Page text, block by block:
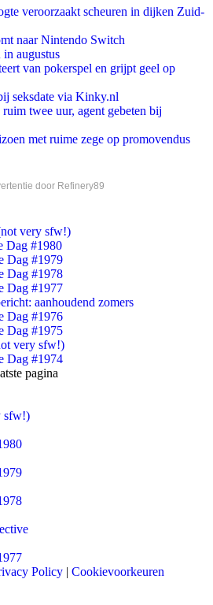
veroorzaakt scheuren in dijken Zuid-
naar Nintendo Switch
augustus
van pokerspel en grijpt geel op
seksdate via Kinky.nl
twee uur, agent gebeten bij
met ruime zege op promovendus
door Refinery89
very sfw!)
Dag #1980
Dag #1979
Dag #1978
Dag #1977
aanhoudend zomers
Dag #1976
Dag #1975
very sfw!)
Dag #1974
pagina
sfw!)
Policy | Cookievoorkeuren